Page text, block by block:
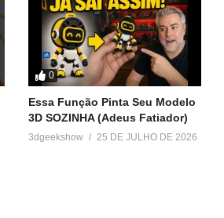
0
Essa Função Pinta Seu Modelo
3D SOZINHA (Adeus Fatiador)
3dgeekshow 25 DE JULHO DE 2026